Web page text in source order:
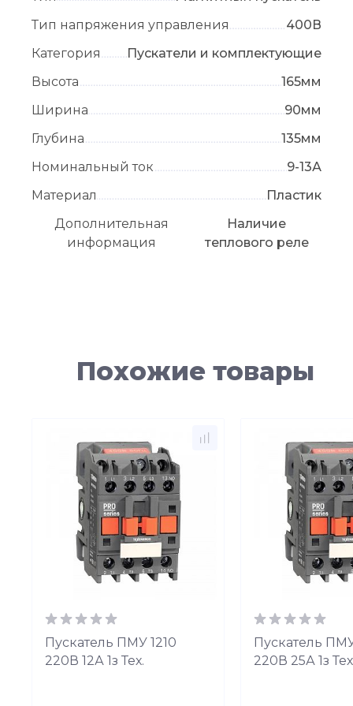
Тип напряжения управления
400В
Категория
Пускатели и комплектующие
Высота
165мм
Ширина
90мм
Глубина
135мм
Номинальный ток
9-13А
Материал
Пластик
Дополнительная
информация
Наличие
теплового реле
Похожие товары
Пускатель ПМУ 1210
220В 12А 1з Тех.
Пускатель
220В 25А 1з